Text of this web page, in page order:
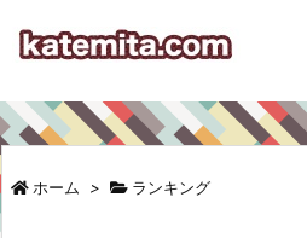
ホーム > ランキング